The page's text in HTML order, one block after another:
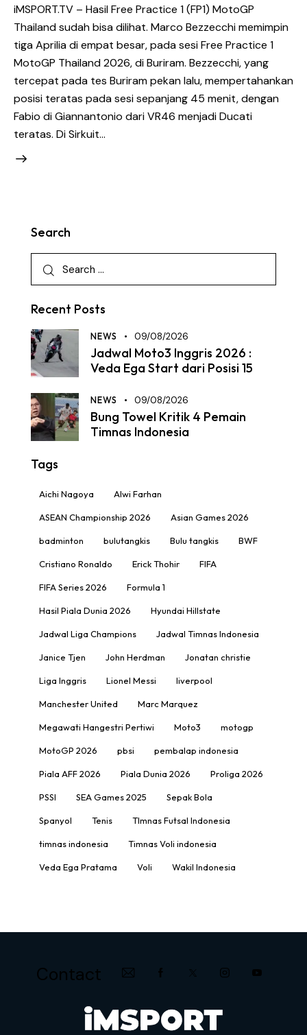
iMSPORT.TV – Hasil Free Practice 1 (FP1) MotoGP
Thailand sudah bisa dilihat. Marco Bezzecchi memimpin
tiga Aprilia di empat besar, pada sesi Free Practice 1
MotoGP Thailand 2026, di Buriram. Bezzecchi, yang
tercepat pada tes Buriram pekan lalu, mempertahankan
posisi teratas pada sesi sepanjang 45 menit, dengan
Fabio di Giannantonio dari VR46 menjadi Ducati
teratas. Di Sirkuit…
Search
Recent Posts
NEWS 09/08/2026
Jadwal Moto3 Inggris 2026 :
Veda Ega Start dari Posisi 15
NEWS 09/08/2026
Bung Towel Kritik 4 Pemain
Timnas Indonesia
Tags
Aichi Nagoya Alwi Farhan
ASEAN Championship 2026 Asian Games 2026
badminton bulutangkis Bulu tangkis BWF
Cristiano Ronaldo Erick Thohir FIFA
FIFA Series 2026 Formula 1
Hasil Piala Dunia 2026 Hyundai Hillstate
Jadwal Liga Champions Jadwal Timnas Indonesia
Janice Tjen John Herdman Jonatan christie
Liga Inggris Lionel Messi liverpool
Manchester United Marc Marquez
Megawati Hangestri Pertiwi Moto3 motogp
MotoGP 2026 pbsi pembalap indonesia
Piala AFF 2026 Piala Dunia 2026 Proliga 2026
PSSI SEA Games 2025 Sepak Bola
Spanyol Tenis TImnas Futsal Indonesia
timnas indonesia Timnas Voli indonesia
Veda Ega Pratama Voli Wakil Indonesia
Contact